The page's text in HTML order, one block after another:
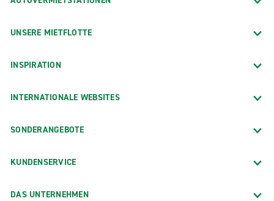
UNSERE MIETFLOTTE
INSPIRATION
INTERNATIONALE WEBSITES
SONDERANGEBOTE
KUNDENSERVICE
DAS UNTERNEHMEN